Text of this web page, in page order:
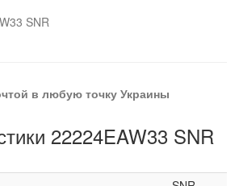
SNR
в любую точку Украины
22224EAW33 SNR